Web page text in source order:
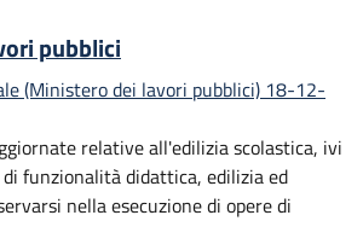
pubblici
(Ministero dei lavori pubblici) 18-12-
relative all'edilizia scolastica, ivi
funzionalità didattica, edilizia ed
nella esecuzione di opere di